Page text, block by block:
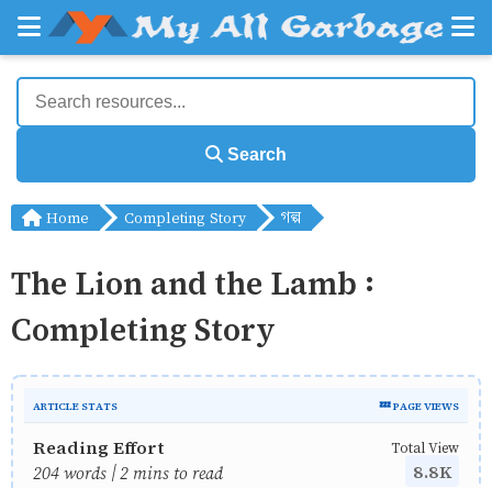
Search
Home Completing Story গল্প
The Lion and the Lamb :
Completing Story
ARTICLE STATS 💤 PAGE VIEWS
Reading Effort
204 words | 2 mins to read
Total View
8.8K